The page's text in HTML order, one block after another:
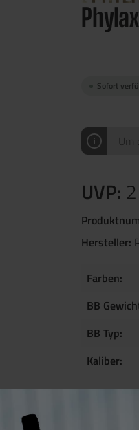
Sofort
Um
UVP:
Hersteller:
Farben:
BB
BB Typ:
Kaliber: